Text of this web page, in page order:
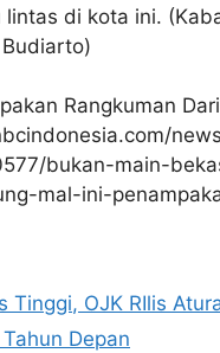
lintas di kota ini.
Rangkuman Dari
bukan-main-
mal-ini-
Tinggi, OJK RIlis
Depan